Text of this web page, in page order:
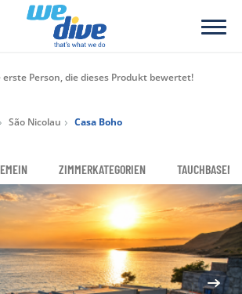
erste Person, die dieses Produkt bewertet!
São Nicolau Casa Boho
ZIMMERKATEGORIEN TAUCHBASEN